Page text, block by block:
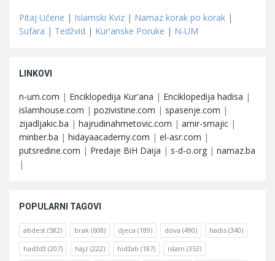
Pitaj Učene | Islamski Kviz | Namaz korak po korak |
Sufara | Tedžvid | Kur'anske Poruke | N-UM
LINKOVI
n-um.com | Enciklopedija Kur'ana | Enciklopedija hadisa |
islamhouse.com | pozivistine.com | spasenje.com |
zijadljakic.ba | hajrudinahmetovic.com | amir-smajic |
minber.ba | hidayaacademy.com | el-asr.com |
putsredine.com | Predaje BiH Daija | s-d-o.org | namaz.ba
|
POPULARNI TAGOVI
abdest (582) brak (608) djeca (189) dova (490) hadis (340)
hadždž (207) hajz (222) hidžab (187) islam (353)